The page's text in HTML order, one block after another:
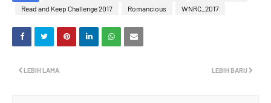
Read and Keep Challenge 2017
Romancious WNRC_2017
LEBIH BARU
LEBIH LAMA